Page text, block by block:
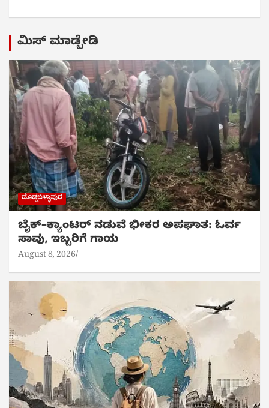
ಮಿಸ್ ಮಾಡ್ಬೇಡಿ
ದೊಡ್ಡಬಳ್ಳಾಪುರ
ಬೈಕ್‌–ಕ್ಯಾಂಟರ್ ನಡುವೆ ಭೀಕರ ಅಪಘಾತ: ಓರ್ವ
ಸಾವು, ಇಬ್ಬರಿಗೆ ಗಾಯ
August 8, 2026